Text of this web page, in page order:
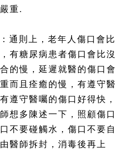
重.
通則上，老年人傷口會比
有糖尿病患者傷口會比沒
的慢，延遲就醫的傷口會
而且痊癒的慢，有遵守醫
遵守醫囑的傷口好得快，
想多陳述一下，照顧傷口
不要碰觸水，傷口不要自
醫師拆封，消毒後再上